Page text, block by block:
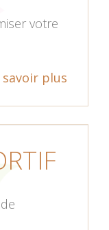
votre
savoir plus